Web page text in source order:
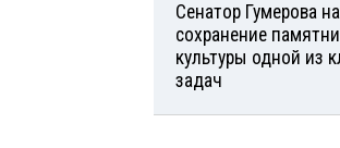
Сенатор Гумерова
сохранение
культуры одной из
задач